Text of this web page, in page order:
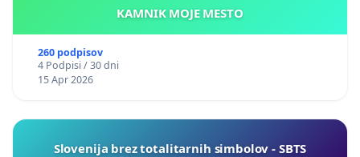
KAMNIK MOJE MESTO
260 podpisov
4 Podpisi / 30 dni
15 Apr 2026
Slovenija brez totalitarnih simbolov - SBTS